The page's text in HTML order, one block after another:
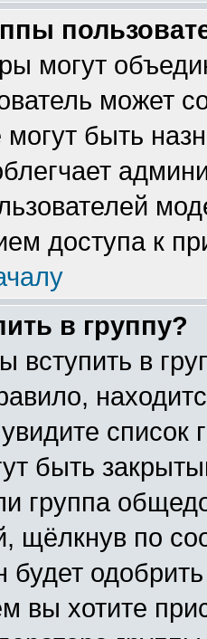
могут
может
могут быть
доступа к
в группу?
вступить в
список
быть
группа
щёлкнув по
будет
вы хотите